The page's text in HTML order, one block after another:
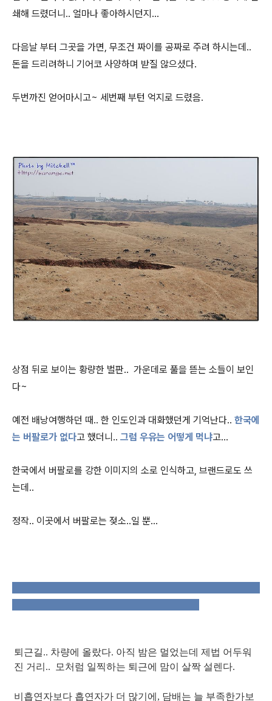
쇄해 드렸더니.. 얼마나 좋아하시던지...
다음날 부터 그곳을 가면, 무조건 짜이를 공짜로 주려 하시는데..
돈을 드리려하니 기어코 사양하며 받질 않으셨다.
두번까진 얻어마시고~ 세번째 부턴 억지로 드렸음.
상점 뒤로 보이는 황량한 벌판.. 가운데로 풀을 뜯는 소들이 보인
다~
예전 배낭여행하던 때.. 한 인도인과 대화했던게 기억난다.. 한국에
는 버팔로가 없다고 했더니.. 그럼 우유는 어떻게 먹냐고...
한국에서 버팔로를 강한 이미지의 소로 인식하고, 브랜드로도 쓰
는데..
정작.. 이곳에서 버팔로는 젖소..일 뿐...
퇴근길.. 차량에 올랐다. 아직 밤은 멀었는데 제법 어두워
진 거리.. 모처럼 일찍하는 퇴근에 맘이 살짝 설렌다.
비흡연자보다 흡연자가 더 많기에, 담배는 늘 부족한가보